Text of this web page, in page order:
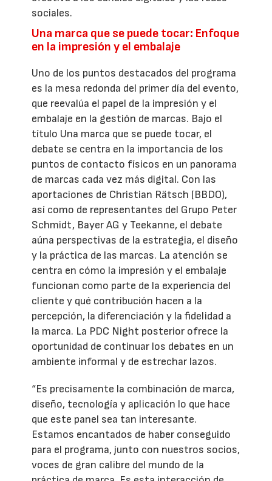
sociales.
Una marca que se puede tocar: Enfoque
en la impresión y el embalaje
Uno de los puntos destacados del programa
es la mesa redonda del primer día del evento,
que reevalúa el papel de la impresión y el
embalaje en la gestión de marcas. Bajo el
título Una marca que se puede tocar, el
debate se centra en la importancia de los
puntos de contacto físicos en un panorama
de marcas cada vez más digital. Con las
aportaciones de Christian Rätsch (BBDO),
así como de representantes del Grupo Peter
Schmidt, Bayer AG y Teekanne, el debate
aúna perspectivas de la estrategia, el diseño
y la práctica de las marcas. La atención se
centra en cómo la impresión y el embalaje
funcionan como parte de la experiencia del
cliente y qué contribución hacen a la
percepción, la diferenciación y la fidelidad a
la marca. La PDC Night posterior ofrece la
oportunidad de continuar los debates en un
ambiente informal y de estrechar lazos.
“Es precisamente la combinación de marca,
diseño, tecnología y aplicación lo que hace
que este panel sea tan interesante.
Estamos encantados de haber conseguido
para el programa, junto con nuestros socios,
voces de gran calibre del mundo de la